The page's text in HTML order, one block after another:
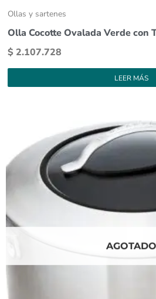
Ollas y sartenes
Olla Cocotte Ovalada Verde con
$ 2.107.728
LEER MÁS
AGOTADO